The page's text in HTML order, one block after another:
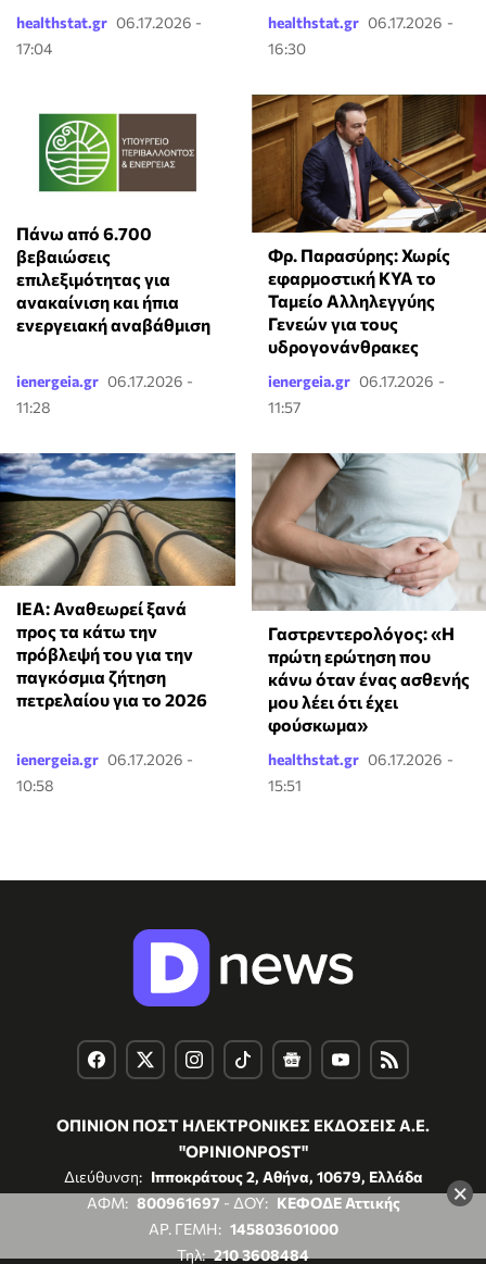
×
healthstat.gr 06.17.2026 -
17:04
healthstat.gr 06.17.2026 -
16:30
Πάνω από 6.700
βεβαιώσεις
επιλεξιμότητας για
ανακαίνιση και ήπια
ενεργειακή αναβάθμιση
ienergeia.gr 06.17.2026 -
11:28
Φρ. Παρασύρης: Χωρίς
εφαρμοστική ΚΥΑ το
Ταμείο Αλληλεγγύης
Γενεών για τους
υδρογονάνθρακες
ienergeia.gr 06.17.2026 -
11:57
ΙΕΑ: Αναθεωρεί ξανά
προς τα κάτω την
πρόβλεψή του για την
παγκόσμια ζήτηση
πετρελαίου για το 2026
ienergeia.gr 06.17.2026 -
10:58
Γαστρεντερολόγος: «Η
πρώτη ερώτηση που
κάνω όταν ένας ασθενής
μου λέει ότι έχει
φούσκωμα»
healthstat.gr 06.17.2026 -
15:51
ΟΠΙΝΙΟΝ ΠΟΣΤ ΗΛΕΚΤΡΟΝΙΚΕΣ ΕΚΔΟΣΕΙΣ Α.Ε.
"OPINIONPOST"
Διεύθυνση: Ιπποκράτους 2, Αθήνα, 10679, Ελλάδα
ΑΦΜ: 800961697 - ΔΟΥ: ΚΕΦΟΔΕ Αττικής
ΑΡ. ΓΕΜΗ: 145803601000
Τηλ: 210 3608484